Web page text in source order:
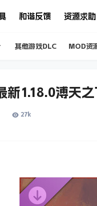
和谐反馈 资源求助
其他游戏DLC MOD资
1.18.0溥天之
27k